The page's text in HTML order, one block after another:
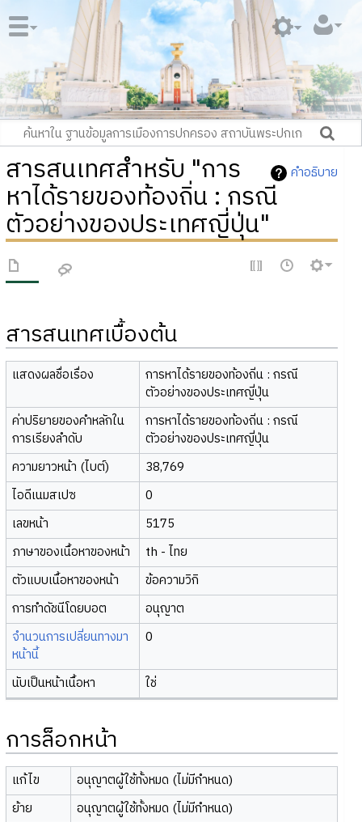
คำอธิบาย
สารสนเทศสำหรับ "การ
หาได้รายของท้องถิ่น : กรณี
ตัวอย่างของประเทศญี่ปุ่น"
สารสนเทศเบื้องต้น
แสดงผลชื่อเรื่อง
การหาได้รายของท้องถิ่น : กรณี
ตัวอย่างของประเทศญี่ปุ่น
ค่าปริยายของคำหลักใน
การเรียงลำดับ
การหาได้รายของท้องถิ่น : กรณี
ตัวอย่างของประเทศญี่ปุ่น
ความยาวหน้า (ไบต์)
38,769
ไอดีเนมสเปซ
0
เลขหน้า
5175
ภาษาของเนื้อหาของหน้า
th - ไทย
ตัวแบบเนื้อหาของหน้า
ข้อความวิกิ
การทำดัชนีโดยบอต
อนุญาต
จำนวนการเปลี่ยนทางมา
หน้านี้
0
นับเป็นหน้าเนื้อหา ใช่
การล็อกหน้า
แก้ไข
อนุญาตผู้ใช้ทั้งหมด (ไม่มีกำหนด)
ย้าย
อนุญาตผู้ใช้ทั้งหมด (ไม่มีกำหนด)